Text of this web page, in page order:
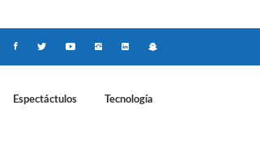
Espectáctulos Tecnología